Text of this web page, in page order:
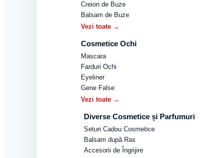
Creion de Buze
Balsam de Buze
Vezi toate →
Cosmetice Ochi
Mascara
Farduri Ochi
Eyeliner
Gene False
Vezi toate →
Diverse Cosmetice și Parfumuri
Seturi Cadou Cosmetice
Balsam după Ras
Accesorii de Îngrijire